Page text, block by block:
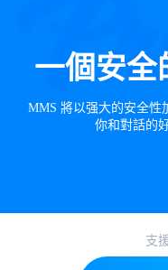
一個安全
MMS 將以强大的安全性
你和對話的
支